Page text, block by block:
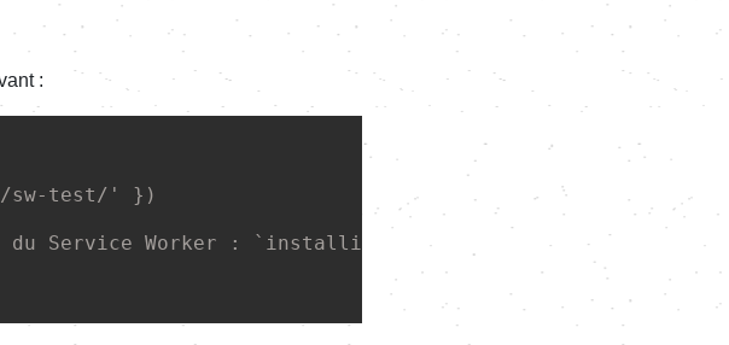
:
/sw-test/ '
})
Service Worker : `installing`, `waiting`, `active`